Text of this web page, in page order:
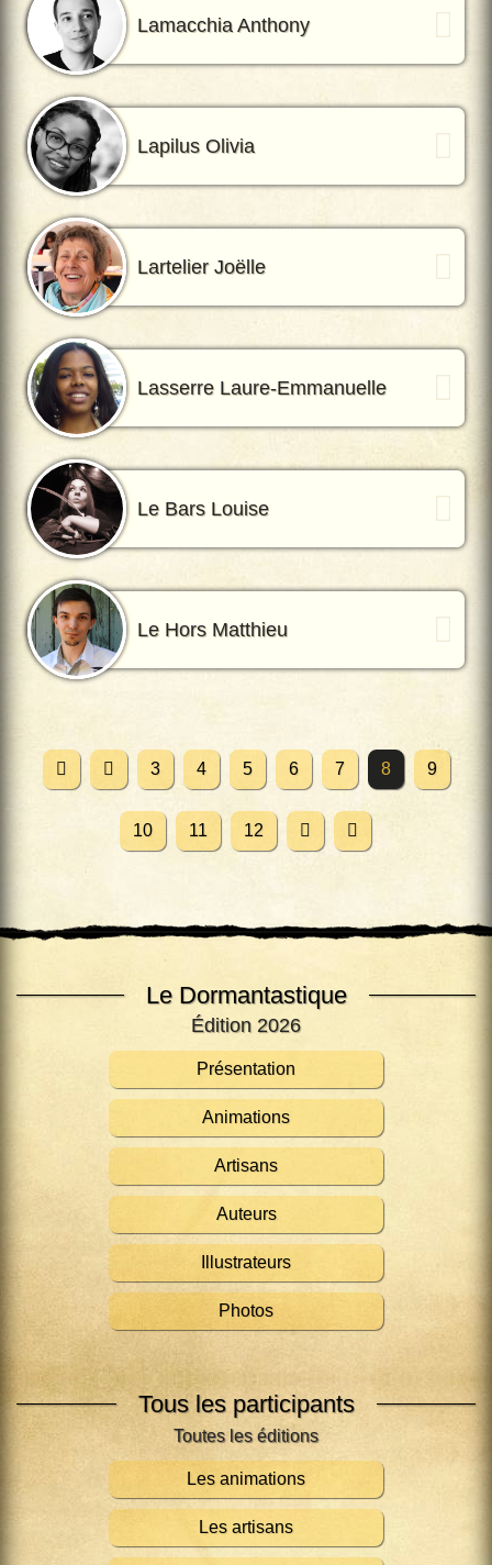
Le Dormantastique
Édition 2026
Présentation
Animations
Artisans
Auteurs
Illustrateurs
Photos
Tous les participants
Les animations
Les artisans
Lamacchia Anthony
Lapilus Olivia
Lartelier Joëlle
Lasserre Laure-Emmanuelle
Le Bars Louise
Le Hors Matthieu
3 4 5 6 7 8 9
10 11 12